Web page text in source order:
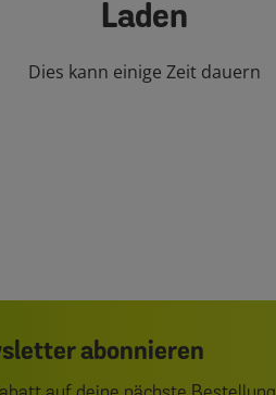
Laden
Dies kann einige Zeit dauern
abonnieren